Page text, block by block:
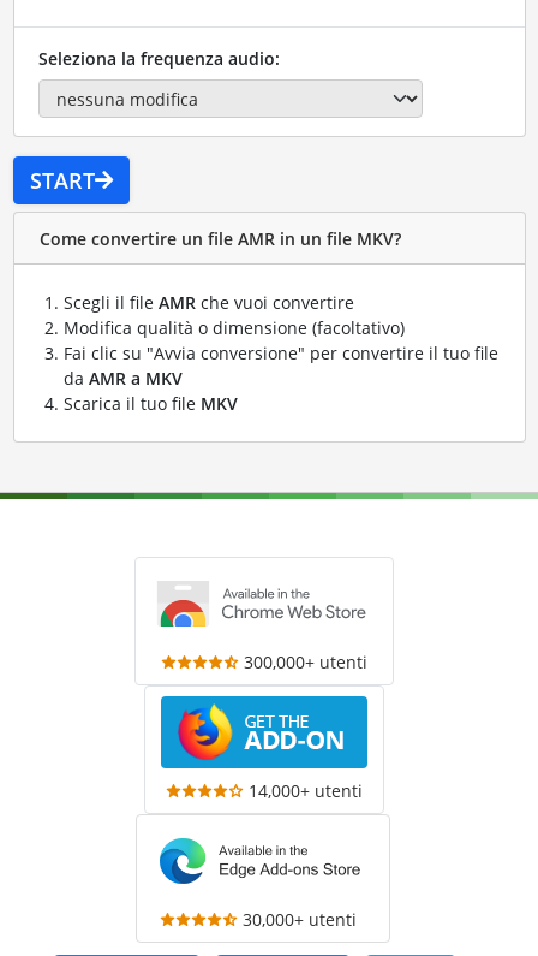
Seleziona la frequenza audio:
START
Come convertire un file AMR in un file MKV?
Scegli il file AMRche vuoi convertire
Modifica qualità o dimensione (facoltativo)
Fai clic su "Avvia conversione" per convertire il tuo file
da AMR a MKV
Scarica il tuo file MKV
300,000+ utenti
14,000+ utenti
30,000+ utenti